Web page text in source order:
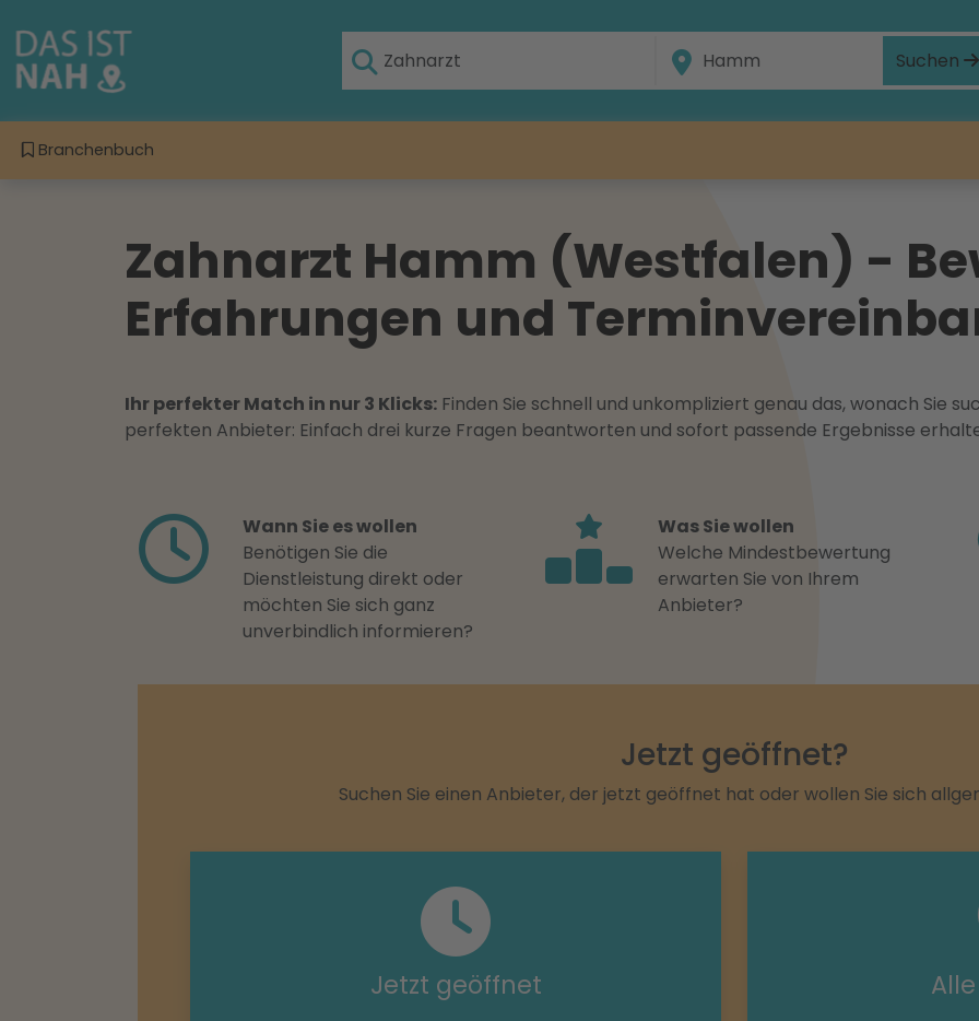
Suchen
Branchenbuch
Zahnarzt Hamm (Westfalen) -
Erfahrungen und
Ihr perfekter Match in nur 3 Klicks: Finden Sie schnell und unkompliziert genau das, wonach Sie
perfekten Anbieter: Einfach drei kurze Fragen beantworten und sofort passende Ergebnisse
Wann Sie es wollen
Benötigen Sie die
Dienstleistung direkt oder
möchten Sie sich ganz
unverbindlich informieren?
Was Sie wollen
Welche Mindestbewertung
erwarten Sie von Ihrem
Anbieter?
Jetzt geöffnet?
Suchen Sie einen Anbieter, der jetzt geöffnet hat oder wollen Sie sich
Jetzt geöffnet